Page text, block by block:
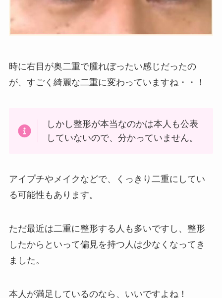
時に右目が奥二重で腫れぼったい感じだったの
が、すごく綺麗な二重に変わっていますね・・！
しかし整形が本当なのかは本人も公表
していないので、分かっていません。
アイプチやメイクなどで、くっきり二重にしてい
る可能性もあります。
ただ最近は二重に整形する人も多いですし、整形
したからといって偏見を持つ人は少なくなってき
ました。
本人が満足しているのなら、いいですよね！